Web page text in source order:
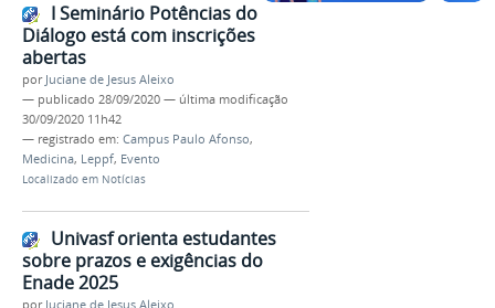
I Seminário Potências do
Diálogo está com inscrições
abertas
por Juciane de Jesus Aleixo
— publicado 28/09/2020 — última modificação
30/09/2020 11h42
— registrado em: Campus Paulo Afonso,
Medicina, Leppf, Evento
Localizado em Notícias
Univasf orienta estudantes
sobre prazos e exigências do
Enade 2025
por Juciane de Jesus Aleixo